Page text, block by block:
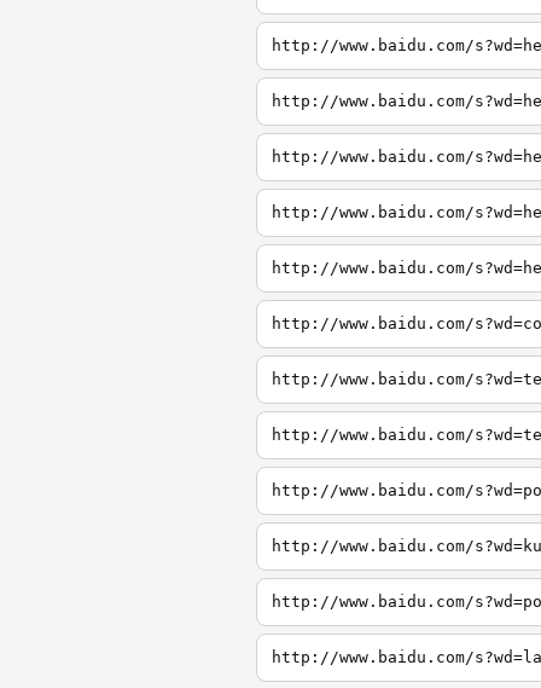
http://www.baidu.com/
http://www.baidu.com/
http://www.baidu.com/
http://www.baidu.com/
http://www.baidu.com/
http://www.baidu.com/
http://www.baidu.com/
http://www.baidu.com/
http://www.baidu.com/
http://www.baidu.com/
http://www.baidu.com/
http://www.baidu.com/